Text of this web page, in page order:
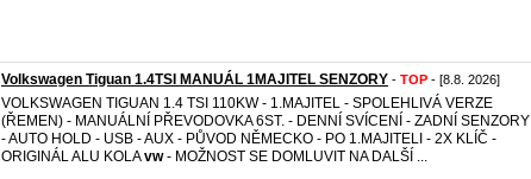
Volkswagen Tiguan 1.4TSI MANUÁL 1MAJITEL SENZORY - TOP - [8.8. 2026]
VOLKSWAGEN TIGUAN 1.4 TSI 110KW - 1.MAJITEL - SPOLEHLIVÁ VERZE
(ŘEMEN) - MANUÁLNÍ PŘEVODOVKA 6ST. - DENNÍ SVÍCENÍ - ZADNÍ SENZORY
- AUTO HOLD - USB - AUX - PŮVOD NĚMECKO - PO 1.MAJITELI - 2X KLÍČ -
ORIGINÁL ALU KOLAvw- MOŽNOST SE DOMLUVIT NA DALŠÍ ...